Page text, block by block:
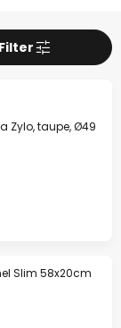
Filter
Zylo, taupe, Ø49
Slim 58x20cm